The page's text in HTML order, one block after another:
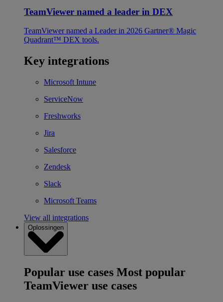
TeamViewer named a leader in DEX
TeamViewer named a Leader in 2026 Gartner® Magic
Quadrant™ DEX tools.
Key integrations
Microsoft Intune
ServiceNow
Freshworks
Jira
Salesforce
Zendesk
Slack
Microsoft Teams
View all integrations
Oplossingen
Popular use cases Most popular
TeamViewer use cases